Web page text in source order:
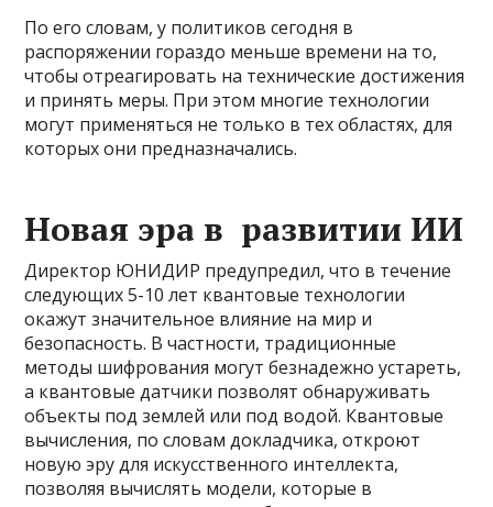
По его словам, у политиков сегодня в
распоряжении гораздо меньше времени на то,
чтобы отреагировать на технические достижения
и принять меры. При этом многие технологии
могут применяться не только в тех областях, для
которых они предназначались.
Новая эра в развитии ИИ
Директор ЮНИДИР предупредил, что в течение
следующих 5-10 лет квантовые технологии
окажут значительное влияние на мир и
безопасность. В частности, традиционные
методы шифрования могут безнадежно устареть,
а квантовые датчики позволят обнаруживать
объекты под землей или под водой. Квантовые
вычисления, по словам докладчика, откроют
новую эру для искусственного интеллекта,
позволяя вычислять модели, которые в